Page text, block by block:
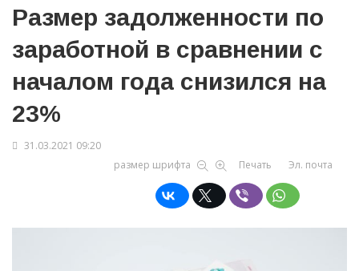
Размер задолженности по
заработной в сравнении с
началом года снизился на
23%
31.03.2021 09:20
размер шрифта
Печать Эл. почта